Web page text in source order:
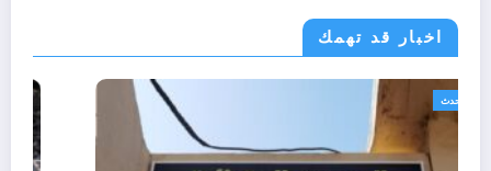
اخبار قد تهمك
الجزائر الحدث